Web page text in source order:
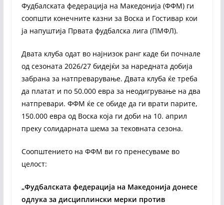
Фудбалската федерација на Македонија (ФФМ) ги
соопшти конечните казни за Воска и Гостивар кои
ја напуштија Првата фудбалска лига (ПМФЛ).
Двата клуба одат во најнизок ранг каде би почнале
од сезоната 2026/27 бидејќи за наредната добија
забрана за натпреварување. Двата клуба ќе треба
да платат и по 50.000 евра за неодигрување на два
натпревари. ФФМ ќе се обиде да ги врати парите,
150.000 евра од Воска која ги доби на 10. април
преку солидарната шема за тековната сезона.
Соопштението на ФФМ ви го пренесуваме во
целост:
„Фудбалската федерација на Македонија донесе
одлука за дисциплински мерки против